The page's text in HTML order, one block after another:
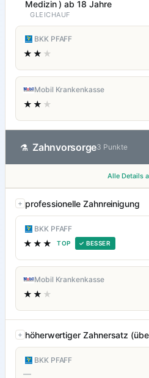
Medizin ) ab 18 Jahre
GLEICHAUF
BKK PFAFF
★★ ★
Mobil Krankenkasse
★★ ★
⚗ Zahnvorsorge3 Punkte
Alle Details
professionelle Zahnreinigung
BKK PFAFF
★★★ TOP ✓ BESSER
Mobil Krankenkasse
★★ ★
höherwertiger Zahnersatz
BKK PFAFF
—